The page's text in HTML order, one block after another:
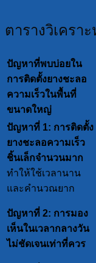
ตารางวิเครา
ปัญหาที่พบบ่อยใน
การติดตั้งยางชะลอ
ความเร็วในพื้นที่
ขนาดใหญ่
ปัญหาที่ 1: การติดตั้ง
ยางชะลอความเร็ว
ชิ้นเล็กจำนวนมาก
ทำให้ใช้เวลานาน
และคำนวณยาก
ปัญหาที่ 2: การมอง
เห็นในเวลากลางวัน
ไม่ชัดเจนเท่าที่ควร